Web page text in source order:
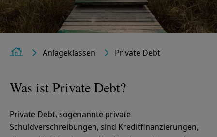
Home Anlageklassen Private Debt
Was ist Private Debt?
Private Debt, sogenannte private
Schuldverschreibungen, sind Kreditfinanzierungen,